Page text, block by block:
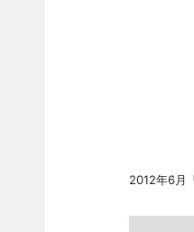
2012年6月